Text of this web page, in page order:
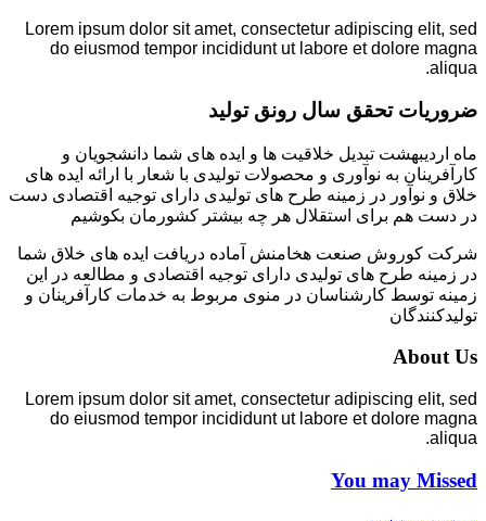
Lorem ipsum dolor sit amet, consectetur adipiscing elit, sed
do eiusmod tempor incididunt ut labore et dolore magna
aliqua.
ضروریات تحقق سال رونق تولید
ماه اردیبهشت تبدیل خلاقیت ها و ایده های شما دانشجویان و
کارآفرینان به نوآوری و محصولات تولیدی با شعار با ارائه ایده های
خلاق و نوآور در زمینه طرح های تولیدی دارای توجیه اقتصادی دست
در دست هم برای استقلال هر چه بیشتر کشورمان بکوشیم
شرکت کوروش صنعت هخامنش آماده دریافت ایده های خلاق شما
در زمینه طرح های تولیدی دارای توجیه اقتصادی و مطالعه در این
زمینه توسط کارشناسان در منوی مربوط به خدمات کارآفرینان و
تولیدکنندگان
About Us
Lorem ipsum dolor sit amet, consectetur adipiscing elit, sed
do eiusmod tempor incididunt ut labore et dolore magna
aliqua.
You may Missed